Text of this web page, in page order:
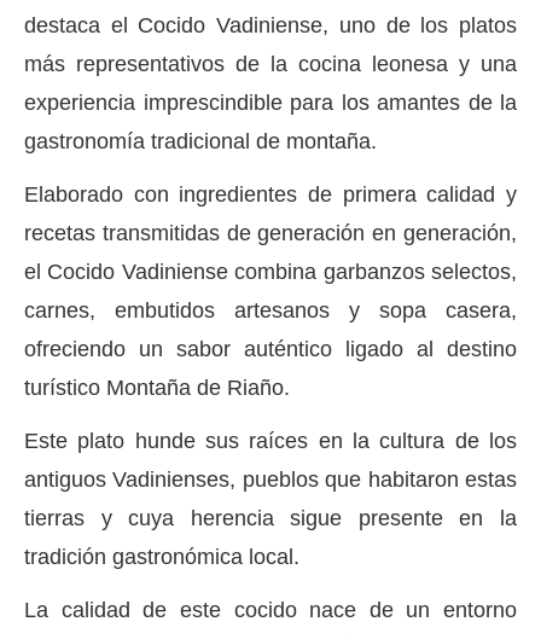
destaca el Cocido Vadiniense, uno de los platos
más representativos de la cocina leonesa y una
experiencia imprescindible para los amantes de la
gastronomía tradicional de montaña.
Elaborado con ingredientes de primera calidad y
recetas transmitidas de generación en generación,
el Cocido Vadiniense combina garbanzos selectos,
carnes, embutidos artesanos y sopa casera,
ofreciendo un sabor auténtico ligado al destino
turístico Montaña de Riaño.
Este plato hunde sus raíces en la cultura de los
antiguos Vadinienses, pueblos que habitaron estas
tierras y cuya herencia sigue presente en la
tradición gastronómica local.
La calidad de este cocido nace de un entorno